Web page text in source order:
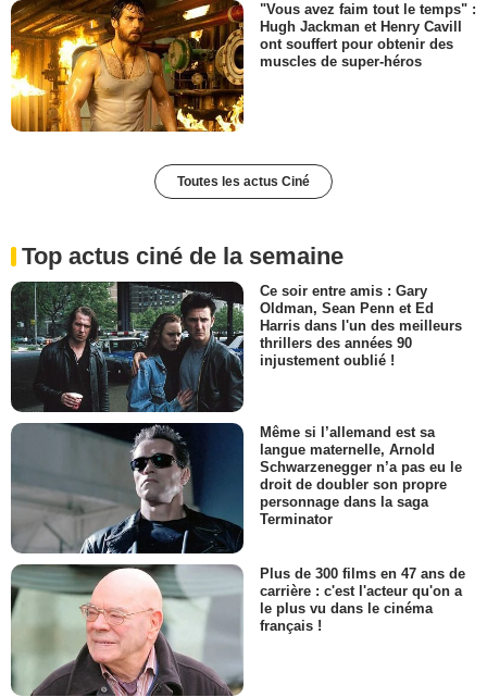
"Vous avez faim tout le temps" :
Hugh Jackman et Henry Cavill
ont souffert pour obtenir des
muscles de super-héros
Toutes les actus Ciné
Top actus ciné de la semaine
Ce soir entre amis : Gary
Oldman, Sean Penn et Ed
Harris dans l'un des meilleurs
thrillers des années 90
injustement oublié !
Même si l’allemand est sa
langue maternelle, Arnold
Schwarzenegger n’a pas eu le
droit de doubler son propre
personnage dans la saga
Terminator
Plus de 300 films en 47 ans de
carrière : c'est l'acteur qu'on a
le plus vu dans le cinéma
français !